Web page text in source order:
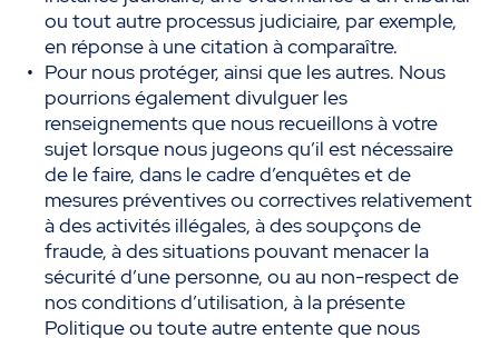
ou tout autre processus judiciaire, par exemple,
en réponse à une citation à comparaître.
Pour nous protéger, ainsi que les autres. Nous
pourrions également divulguer les
renseignements que nous recueillons à votre
sujet lorsque nous jugeons qu’il est nécessaire
de le faire, dans le cadre d’enquêtes et de
mesures préventives ou correctives relativement
à des activités illégales, à des soupçons de
fraude, à des situations pouvant menacer la
sécurité d’une personne, ou au non-respect de
nos conditions d’utilisation, à la présente
Politique ou toute autre entente que nous